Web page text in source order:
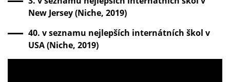
New Jersey (Niche, 2019)
40. v seznamu nejlepších internátních škol v
USA (Niche, 2019)